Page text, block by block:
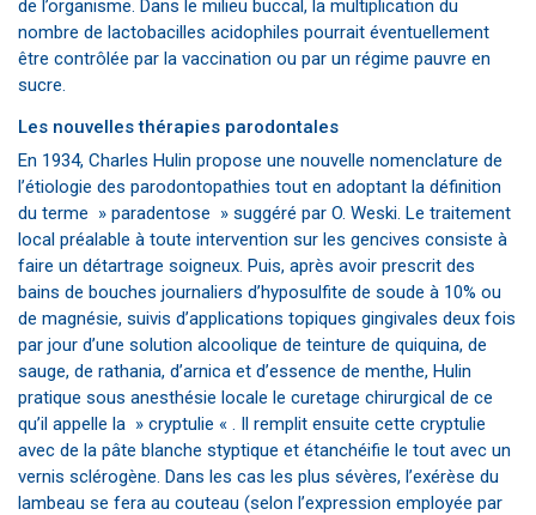
de l’organisme. Dans le milieu buccal, la multiplication du
nombre de lactobacilles acidophiles pourrait éventuellement
être contrôlée par la vaccination ou par un régime pauvre en
sucre.
Les nouvelles thérapies parodontales
En 1934, Charles Hulin propose une nouvelle nomenclature de
l’étiologie des parodontopathies tout en adoptant la définition
du terme » paradentose » suggéré par O. Weski. Le traitement
local préalable à toute intervention sur les gencives consiste à
faire un détartrage soigneux. Puis, après avoir prescrit des
bains de bouches journaliers d’hyposulfite de soude à 10% ou
de magnésie, suivis d’applications topiques gingivales deux fois
par jour d’une solution alcoolique de teinture de quiquina, de
sauge, de rathania, d’arnica et d’essence de menthe, Hulin
pratique sous anesthésie locale le curetage chirurgical de ce
qu’il appelle la » cryptulie « . Il remplit ensuite cette cryptulie
avec de la pâte blanche styptique et étanchéifie le tout avec un
vernis sclérogène. Dans les cas les plus sévères, l’exérèse du
lambeau se fera au couteau (selon l’expression employée par